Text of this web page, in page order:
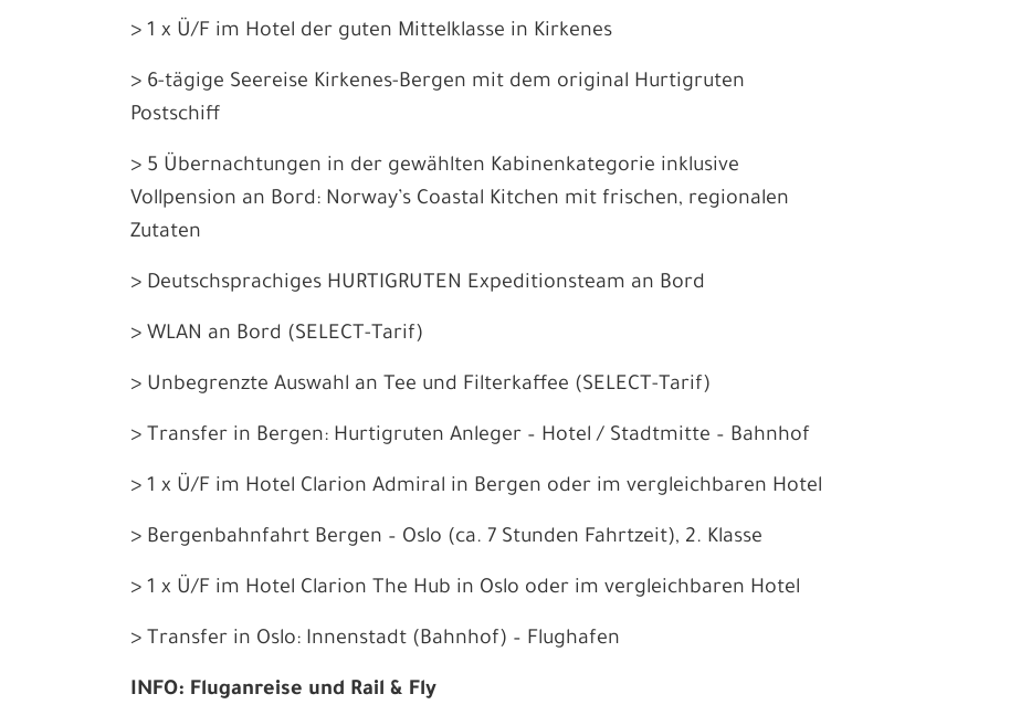
> 1 x Ü/F im Hotel der guten Mittelklasse in Kirkenes
> 6-tägige Seereise Kirkenes-Bergen mit dem original Hurtigruten
Postschiff
> 5 Übernachtungen in der gewählten Kabinenkategorie inklusive
Vollpension an Bord: Norway’s Coastal Kitchen mit frischen, regionalen
Zutaten
> Deutschsprachiges HURTIGRUTEN Expeditionsteam an Bord
> WLAN an Bord (SELECT-Tarif)
> Unbegrenzte Auswahl an Tee und Filterkaffee (SELECT-Tarif)
> Transfer in Bergen: Hurtigruten Anleger – Hotel / Stadtmitte – Bahnhof
> 1 x Ü/F im Hotel Clarion Admiral in Bergen oder im vergleichbaren Hotel
> Bergenbahnfahrt Bergen – Oslo (ca. 7 Stunden Fahrtzeit), 2. Klasse
> 1 x Ü/F im Hotel Clarion The Hub in Oslo oder im vergleichbaren Hotel
> Transfer in Oslo: Innenstadt (Bahnhof) – Flughafen
INFO: Fluganreise und Rail & Fly